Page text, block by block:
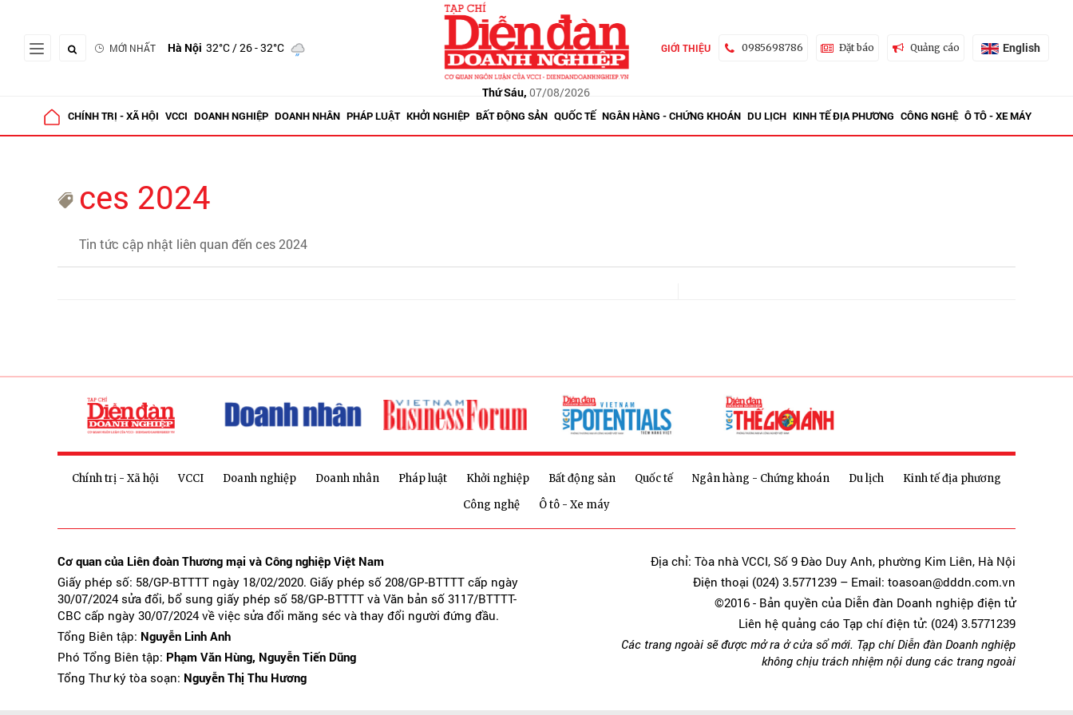
MỚI NHẤT Hà Nội 32°C/ 26 - 32°C
Thứ Sáu, 07/08/2026
GIỚI THIỆU 0985698786 Đặt báo Quảng cáo English
CHÍNH TRỊ - XÃ HỘI VCCI DOANH NGHIỆP DOANH NHÂN PHÁP LUẬT KHỞI NGHIỆP BẤT ĐỘNG SẢN QUỐC TẾ NGÂN HÀNG - CHỨNG KHOÁN DU LỊCH KINH TẾ ĐỊA PHƯƠNG CÔNG NGHỆ Ô TÔ - XE MÁY
ces 2024
Tin tức cập nhật liên quan đến ces 2024
Chính trị - Xã hội VCCI Doanh nghiệp Doanh nhân Pháp luật Khởi nghiệp Bất động sản Quốc tế Ngân hàng - Chứng khoán Du lịch
Kinh tế địa phương
Công nghệ
Ô tô - Xe máy
Cơ quan của Liên đoàn Thương mại và Công nghiệp Việt Nam
Giấy phép số: 58/GP-BTTTT ngày 18/02/2020. Giấy phép số 208/GP-BTTTT cấp ngày
30/07/2024 sửa đổi, bổ sung giấy phép số 58/GP-BTTTT và Văn bản số 3117/BTTTT-
CBC cấp ngày 30/07/2024 về việc sửa đổi măng séc và thay đổi người đứng đầu.
Tổng Biên tập: Nguyễn Linh Anh
Phó Tổng Biên tập: Phạm Văn Hùng, Nguyễn Tiến Dũng
Tổng Thư ký tòa soạn: Nguyễn Thị Thu Hương
Địa chỉ: Tòa nhà VCCI, Số 9 Đào Duy Anh, phường Kim Liên, Hà Nội
Điện thoại (024) 3.5771239 – Email: toasoan@dddn.com.vn
©2016 - Bản quyền của Diễn đàn Doanh nghiệp điện tử
Liên hệ quảng cáo Tạp chí điện tử: (024) 3.5771239
Các trang ngoài sẽ được mở ra ở cửa sổ mới. Tạp chí Diễn đàn Doanh nghiệp
không chịu trách nhiệm nội dung các trang ngoài